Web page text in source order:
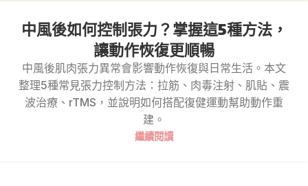
中風後如何控制張力？掌握這5種方法，
讓動作恢復更順暢
中風後肌肉張力異常會影響動作恢復與日常生活。本文
整理5種常見張力控制方法：拉筋、肉毒注射、肌貼、震
波治療、rTMS，並說明如何搭配復健運動幫助動作重
建。
繼續閱讀